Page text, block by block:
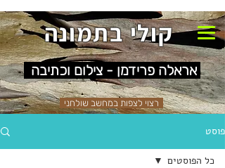
קולי בתמונה
אראלה פרידמן - צילום וכתיבה
רצוי לצפות במחשב שולחני
פוסט
כל הפוסטים